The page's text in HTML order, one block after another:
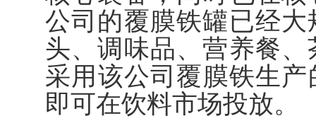
公司的覆膜铁罐已经
头、调味品、营养餐
采用该公司覆膜铁生
即可在饮料市场投放。